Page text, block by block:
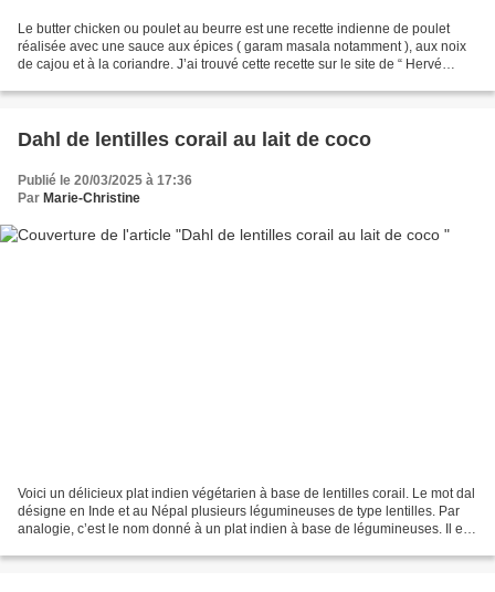
Le butter chicken ou poulet au beurre est une recette indienne de poulet
réalisée avec une sauce aux épices ( garam masala notamment ), aux noix
de cajou et à la coriandre. J’ai trouvé cette recette sur le site de “ Hervé
Dahl de lentilles corail au lait de coco
Publié le 20/03/2025 à 17:36
Par Marie-Christine
Voici un délicieux plat indien végétarien à base de lentilles corail. Le mot dal
désigne en Inde et au Népal plusieurs légumineuses de type lentilles. Par
analogie, c’est le nom donné à un plat indien à base de légumineuses. Il est